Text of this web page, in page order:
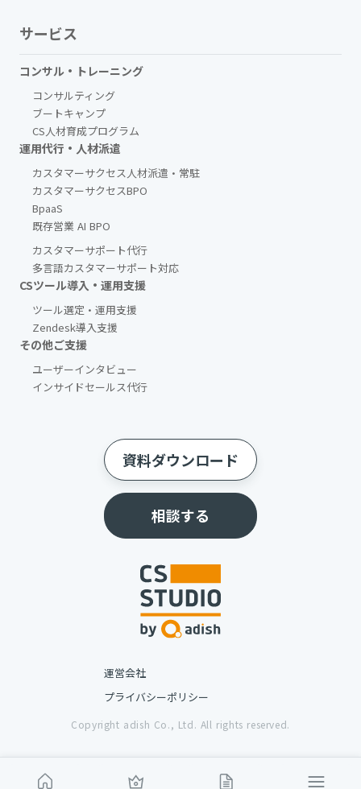
サービス
コンサル・トレーニング
コンサルティング
ブートキャンプ
CS人材育成プログラム
運用代行・人材派遣
カスタマーサクセス人材派遣・常駐
カスタマーサクセスBPO
BpaaS​
既存営業 AI BPO
カスタマーサポート代行
多言語カスタマーサポート対応
CSツール導入・運用支援
ツール選定・運用支援
Zendesk導入支援
その他ご支援​
ユーザーインタビュー
インサイドセールス代行
資料ダウンロード
相談する
運営会社
プライバシーポリシー
Copyright adish Co., Ltd. All rights reserved.